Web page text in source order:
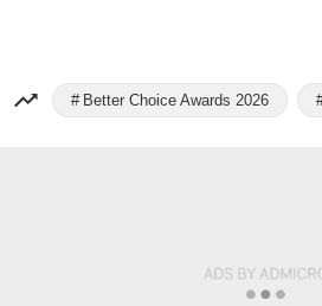
Better Choice Awards 2026